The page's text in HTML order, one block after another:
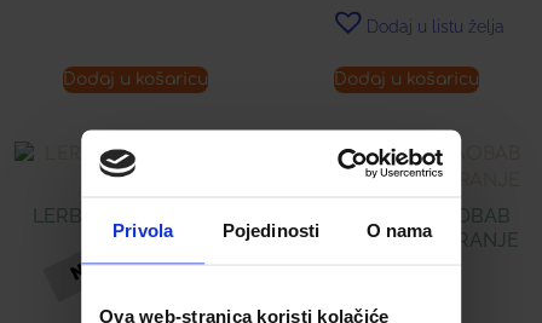
Privola Pojedinosti O nama
Ova web-stranica koristi kolačiće
Dodaj u košaricu
Dodaj u listu želja
Dodaj u košaricu
LERBOLARIO BERRIES
KUPELJ
LERBOLARIO BAOBAB
ŠAMPON ZA TUŠIRANJE